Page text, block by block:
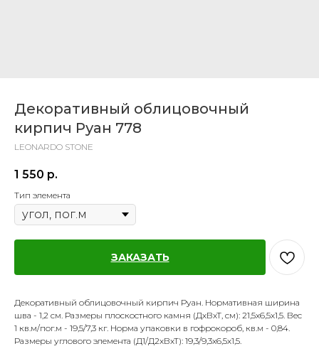
Декоративный облицовочный
кирпич Руан 778
LEONARDO STONE
1 550 р.
Тип элемента
ЗАКАЗАТЬ
Декоративный облицовочный кирпич Руан. Нормативная ширина
шва - 1,2 см. Размеры плоскостного камня (ДхВхТ, см): 21,5х6,5х1,5. Вес
1 кв.м/пог.м - 19,5/7,3 кг. Норма упаковки в гофрокороб, кв.м - 0,84.
Размеры углового элемента (Д1/Д2хВхТ): 19,3/9,3x6,5х1,5.